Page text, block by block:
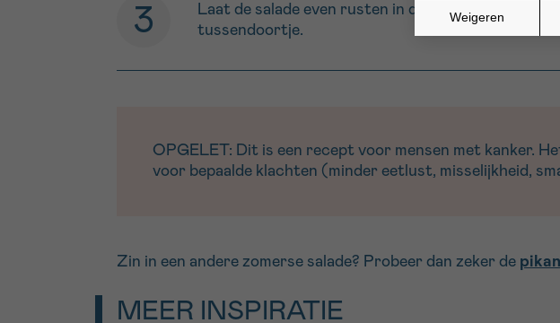
Laat de salade even rusten in de koelkast en
tussendoortje.
OPGELET: Dit is een recept voor mensen met kanker.
voor bepaalde klachten (minder eetlust, misselijkheid,
Zin in een andere zomerse salade? Probeer dan zeker de
MEER INSPIRATIE